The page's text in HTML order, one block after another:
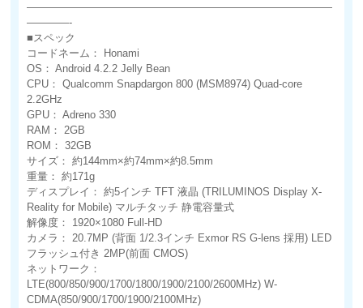
—————————————————————————————
————-
■スペック
コードネーム： Honami
OS： Android 4.2.2 Jelly Bean
CPU： Qualcomm Snapdargon 800 (MSM8974) Quad-core
2.2GHz
GPU： Adreno 330
RAM： 2GB
ROM： 32GB
サイズ： 約144mm×約74mm×約8.5mm
重量： 約171g
ディスプレイ： 約5インチ TFT 液晶 (TRILUMINOS Display X-
Reality for Mobile) マルチタッチ 静電容量式
解像度： 1920×1080 Full-HD
カメラ： 20.7MP (背面 1/2.3インチ Exmor RS G-lens 採用) LED
フラッシュ付き 2MP(前面 CMOS)
ネットワーク：
LTE(800/850/900/1700/1800/1900/2100/2600MHz) W-
CDMA(850/900/1700/1900/2100MHz)